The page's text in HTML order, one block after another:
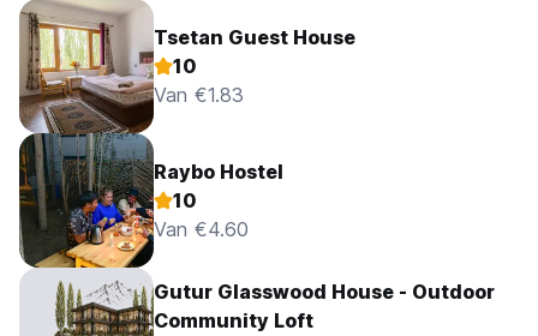
Tsetan Guest House
10
Van €1.83
Raybo Hostel
10
Van €4.60
Gutur Glasswood House - Outdoor
Community Loft